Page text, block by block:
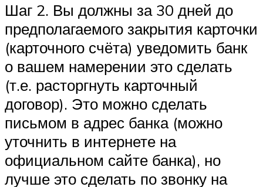
Шаг 2. Вы должны за 30 дней до
предполагаемого закрытия карточки
(карточного счёта) уведомить банк
о вашем намерении это сделать
(т.е. расторгнуть карточный
договор). Это можно сделать
письмом в адрес банка (можно
уточнить в интернете на
официальном сайте банка), но
лучше это сделать по звонку на